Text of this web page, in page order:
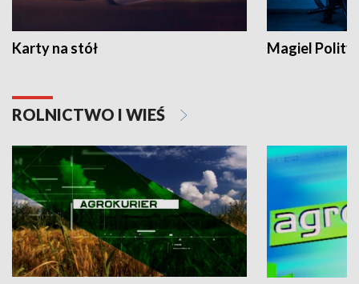
Karty na stół Magiel
ROLNICTWO I WIEŚ